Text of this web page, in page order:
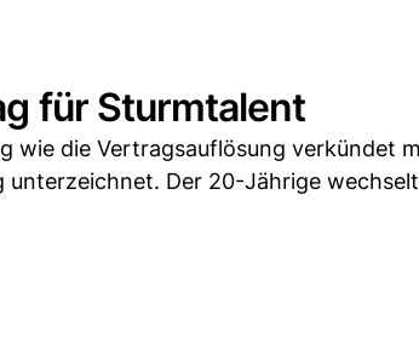
für Sturmtalent
wie die Vertragsauflösung verkündet
unterzeichnet. Der 20-Jährige